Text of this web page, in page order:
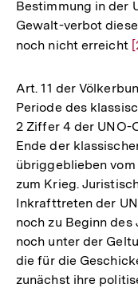
Bestimmung in der
Gewalt-verbot
noch nicht erreicht
Art. 11 der
Periode des
2 Ziffer 4 der UNO-
Ende der
übriggeblieben
zum Krieg.
Inkrafttreten der
noch zu Beginn des
noch unter der
die für die
zunächst ihre